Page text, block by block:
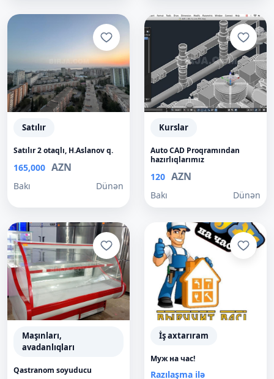
Satılır
Satılır 2 otaqlı, H.Aslanov q.
165,000 AZN
Bakı Dünən
Kurslar
Auto CAD Proqramından
hazırlıqlarımız
120 AZN
Bakı Dünən
Maşınları,
avadanlıqları
Qastranom soyuducu
İş axtarıram
Муж на час!
Razılaşma ilə